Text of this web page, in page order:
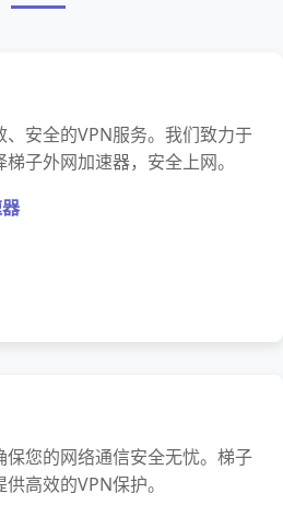
安全的VPN服务。我们致力于
子外网加速器，安全上网。
您的网络通信安全无忧。梯子
高效的VPN保护。